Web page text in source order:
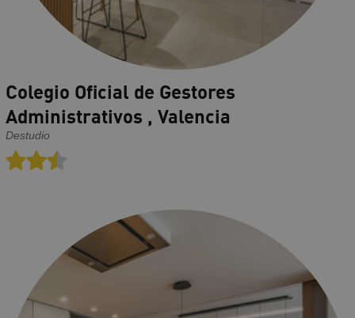
Colegio Oficial de Gestores
Administrativos , Valencia
Destudio